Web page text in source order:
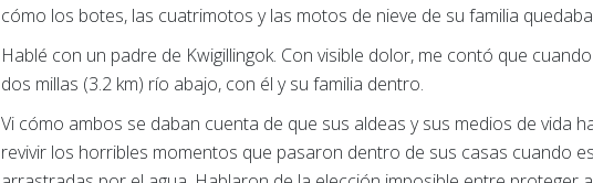
cómo los botes, las cuatrimotos y las motos de nieve de su familia
Hablé con un padre de Kwigillingok. Con visible dolor, me contó que
dos millas (3.2 km) río abajo, con él y su familia dentro.
Vi cómo ambos se daban cuenta de que sus aldeas y sus medios de vida
revivir los horribles momentos que pasaron dentro de sus casas cuando